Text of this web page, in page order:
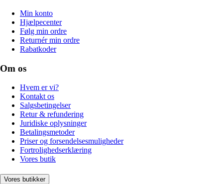
Min konto
Hjælpecenter
Følg min ordre
Returnér min ordre
Rabatkoder
Om os
Hvem er vi?
Kontakt os
Salgsbetingelser
Retur & refundering
Juridiske oplysninger
Betalingsmetoder
Priser og forsendelsesmuligheder
Fortrolighedserklæring
Vores butik
Vores butikker